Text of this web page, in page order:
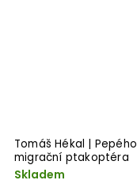
Tomáš Hékal | Pepého
migrační ptakoptéra
Skladem